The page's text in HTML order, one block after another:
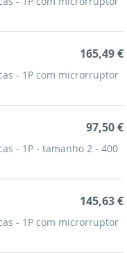
- 1P com microrruptor
165,49 €
- 1P - tamanho 2 - 400
97,50 €
- 1P com microrruptor
145,63 €